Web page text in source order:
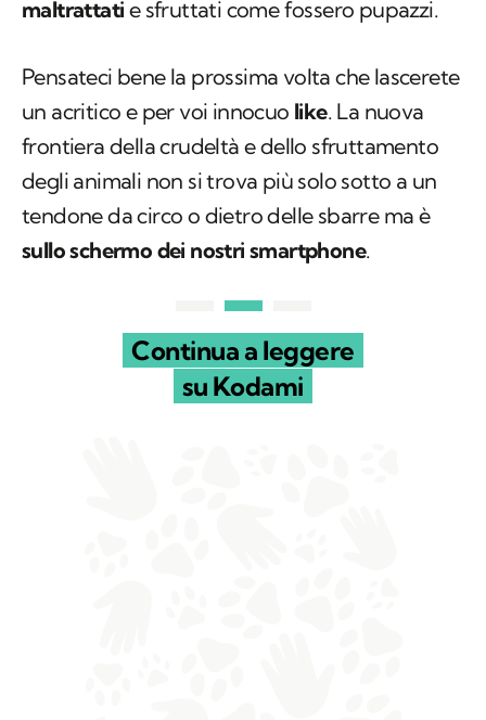
maltrattati e sfruttati come fossero pupazzi.
Pensateci bene la prossima volta che lascerete
un acritico e per voi innocuo like. La nuova
frontiera della crudeltà e dello sfruttamento
degli animali non si trova più solo sotto a un
tendone da circo o dietro delle sbarre ma è
sullo schermo dei nostri smartphone.
Continua a leggere
su Kodami